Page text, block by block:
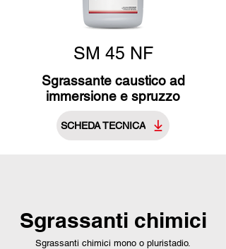
SM 45 NF
Sgrassante caustico ad
immersione e spruzzo
SCHEDA TECNICA
Sgrassanti chimici
Sgrassanti chimici mono o pluristadio.